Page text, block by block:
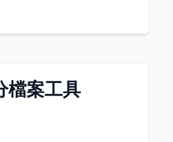
檔案工具